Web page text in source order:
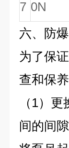
7 0N
六、 防
为了保
查和保养
（1）
间的间